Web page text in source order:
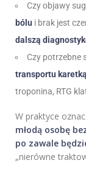
Czy objawy
bólu i brak jest
dalszą
Czy potrzebne
transportu karetką
troponina, RTG
W praktyce
młodą osobę
po zawale
„nierówne